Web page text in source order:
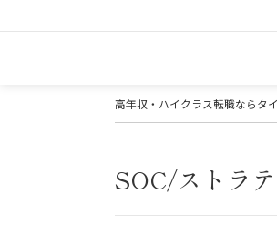
高年収・ハイクラス転職ならタ
SOC/ストラ